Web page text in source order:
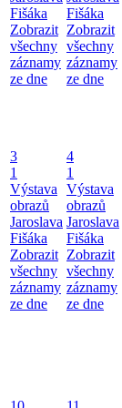
Fišáka
Zobrazit
všechny
záznamy
ze dne
Fišáka
Zobrazit
všechny
záznamy
ze dne
3
1
Výstava
obrazů
Jaroslava
Fišáka
Zobrazit
všechny
záznamy
ze dne
4
1
Výstava
obrazů
Jaroslava
Fišáka
Zobrazit
všechny
záznamy
ze dne